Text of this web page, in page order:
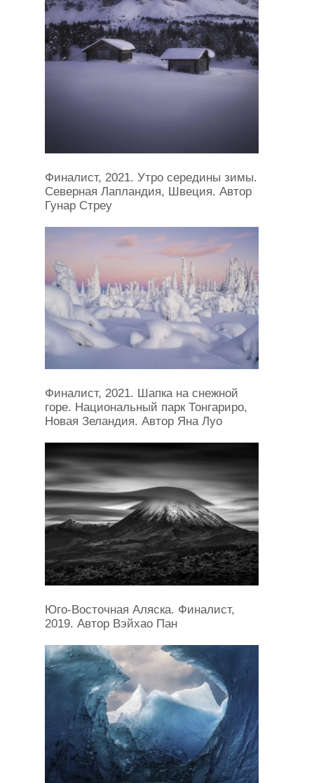
Финалист, 2021. Утро середины зимы.
Северная Лапландия, Швеция. Автор
Гунар Стреу
Финалист, 2021. Шапка на снежной
горе. Национальный парк Тонгариро,
Новая Зеландия. Автор Яна Луо
Юго-Восточная Аляска. Финалист,
2019. Автор Вэйхао Пан